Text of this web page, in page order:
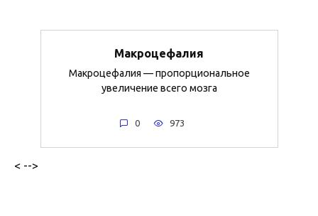
Макроцефалия
Макроцефалия — пропорциональное
увеличение всего мозга
0 973
< -->